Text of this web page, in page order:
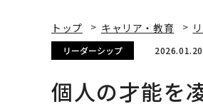
トップ キャリア・教育
リーダーシップ
個人の才能を